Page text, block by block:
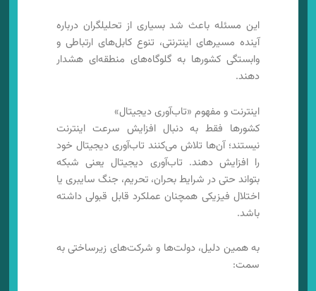
این مسئله باعث شد بسیاری از تحلیلگران درباره
آینده مسیرهای اینترنتی، تنوع کابل‌های ارتباطی و
وابستگی کشورها به گلوگاه‌های منطقه‌ای هشدار
دهند.
اینترنت و مفهوم «تاب‌آوری دیجیتال»
کشورها فقط به دنبال افزایش سرعت اینترنت
نیستند؛ آن‌ها تلاش می‌کنند تاب‌آوری دیجیتال خود
را افزایش دهند. تاب‌آوری دیجیتال یعنی شبکه
بتواند حتی در شرایط بحران، تحریم، جنگ سایبری یا
اختلال فیزیکی همچنان عملکرد قابل قبولی داشته
باشد.
به همین دلیل، دولت‌ها و شرکت‌های زیرساختی به
سمت: